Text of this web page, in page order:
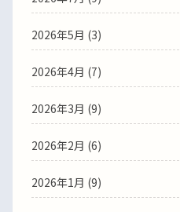
2026年5月 (3)
2026年4月 (7)
2026年3月 (9)
2026年2月 (6)
2026年1月 (9)